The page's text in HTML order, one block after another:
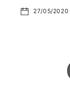
27/05/2020